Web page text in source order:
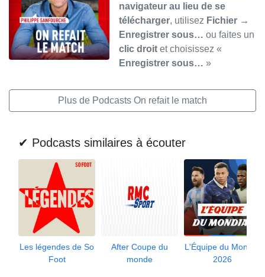
navigateur au lieu de se
télécharger, utilisez Fichier →
Enregistrer sous… ou faites un
clic droit et choisissez «
Enregistrer sous… »
Plus de Podcasts On refait le match
✔ Podcasts similaires à écouter
Les légendes de So
Foot
After Coupe du
monde
L'Équipe du Mondial
2026